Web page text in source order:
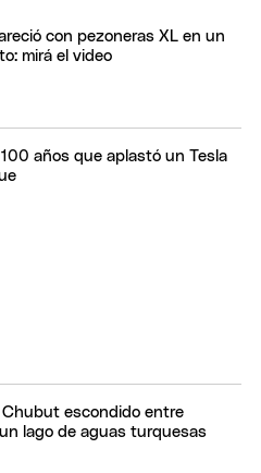
con pezoneras XL en un
mirá el video
años que aplastó un Tesla
Chubut escondido entre
lago de aguas turquesas